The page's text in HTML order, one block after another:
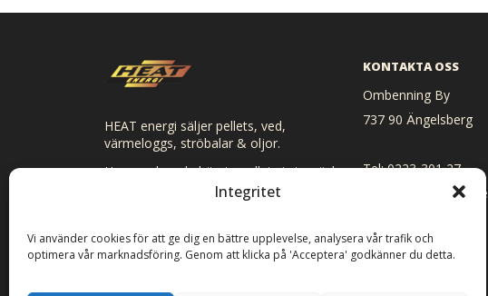
Integritet
Vi använder cookies för att ge dig en bättre upplevelse, analysera vår trafik och
optimera vår marknadsföring. Genom att klicka på 'Acceptera' godkänner du detta.
HEAT energi säljer pellets, ved,
värmeloggs, ströbalar & oljor.
Hos oss kan du hämta pellets i storsäck
och småsäck, ved, ströbalar och loggs.
Vi levererar direkt hem till dig om du så
KONTAKTA OSS
Ombenning By
737 90 Ängelsberg
Tel: 0223-301 27
E-post: heat@heat.se